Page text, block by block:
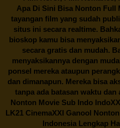
Apa Di Sini Bisa Nonton Full
tayangan film yang sudah
situs ini secara realtime.
bioskop kamu bisa
secara gratis dan mudah.
menyaksikannya dengan
ponsel mereka ataupun
dan dimanapun. Mereka bisa
tanpa ada batasan waktu dan
Nonton Movie Sub Indo
LK21 CinemaXXI Ganool
Indonesia Lengkap